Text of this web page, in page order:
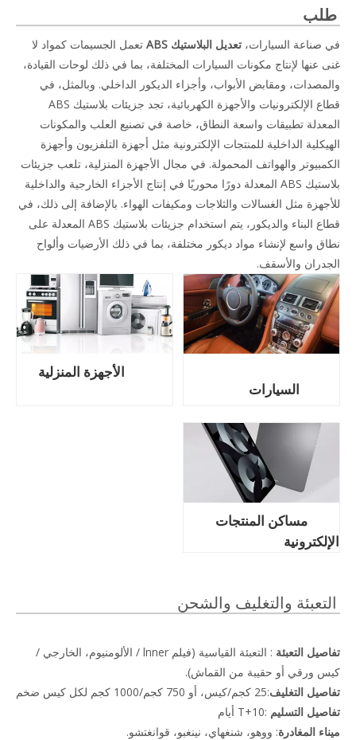
طلب
في صناعة السيارات، تعديل البلاستيك ABS
تعمل الجسيمات كمواد لا
غنى عنها لإنتاج مكونات السيارات المختلفة، بما في ذلك لوحات القيادة،
والمصدات، ومقابض الأبواب، وأجزاء الديكور الداخلي. وبالمثل، في
قطاع الإلكترونيات والأجهزة الكهربائية، تجد جزيئات بلاستيك ABS
المعدلة تطبيقات واسعة النطاق، خاصة في تصنيع العلب والمكونات
الهيكلية الداخلية للمنتجات الإلكترونية مثل أجهزة التلفزيون وأجهزة
الكمبيوتر والهواتف المحمولة. في مجال الأجهزة المنزلية، تلعب جزيئات
بلاستيك ABS المعدلة دورًا محوريًا في إنتاج الأجزاء الخارجية والداخلية
للأجهزة مثل الغسالات والثلاجات ومكيفات الهواء. بالإضافة إلى ذلك، في
قطاع البناء والديكور، يتم استخدام جزيئات بلاستيك ABS المعدلة على
نطاق واسع لإنشاء مواد ديكور مختلفة، بما في ذلك الأرضيات وألواح
الجدران والأسقف.
السيارات
الأجهزة المنزلية
مساكن المنتجات
الإلكترونية
التعبئة والتغليف والشحن
تفاصيل التعبئة
: التعبئة القياسية (فيلم lnner / الألومنيوم، الخارجي /
كيس ورقي أو حقيبة من القماش).
تفاصيل التغليف:25 كجم/كيس، أو 750 كجم/1000 كجم لكل كيس ضخم
تفاصيل التسليم :T+10 أيام
ميناء المغادرة: ووهو، شنغهاي، نينغبو، قوانغتشو.